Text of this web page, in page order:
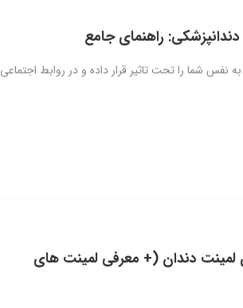
راهنمای جامع
نفس شما را تحت تاثیر قرار داده و در روابط اجتماعی
لمینت دندان (+ معرفی لمینت های